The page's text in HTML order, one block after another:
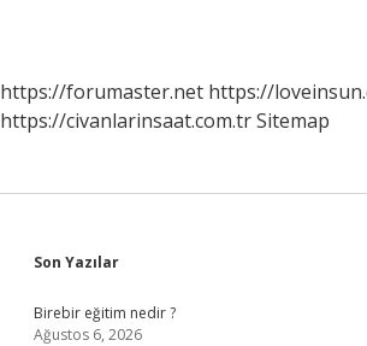
https://forumaster.net https://
https://civanlarinsaat.com.trSitemap
Sidebar
Son Yazılar
Birebir eğitim nedir ?
Ağustos 6, 2026